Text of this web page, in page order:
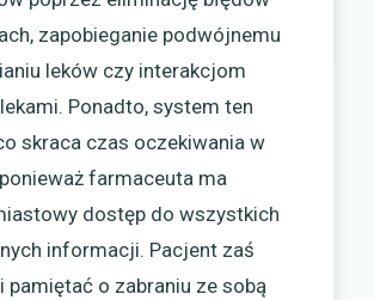
zapobieganie podwójnemu
leków czy interakcjom
Ponadto, system ten
skraca czas oczekiwania w
farmaceuta ma
dostęp do wszystkich
informacji. Pacjent zaś
pamiętać o zabraniu ze sobą